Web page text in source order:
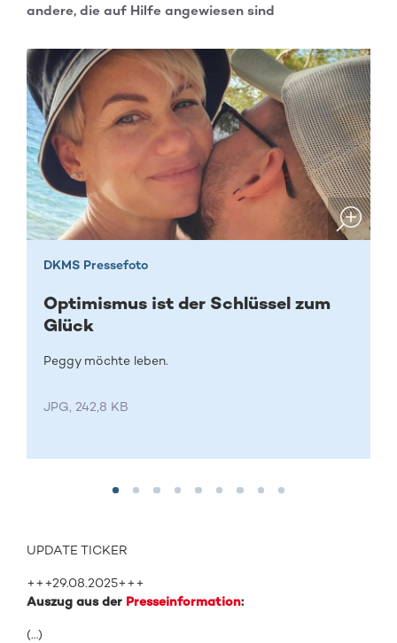
andere, die auf Hilfe angewiesen sind
DKMS Pressefoto
Optimismus ist der Schlüssel zum
Glück
Peggy möchte leben.
JPG, 242,8 KB
UPDATE TICKER
+++29.08.2025+++
Auszug aus der Presseinformation:
(…)